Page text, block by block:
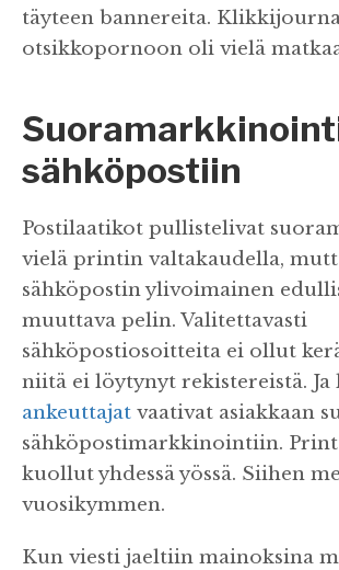
täyteen bannereita.
otsikkopornoon oli vielä
sähköpostiin
Postilaatikot pullistelivat
vielä printin valtakaudella,
sähköpostin ylivoimainen
muuttava pelin. Valitettavasti
sähköpostiosoitteita ei ollut
niitä ei löytynyt rekistereistä. Ja
ankeuttajat vaativat asiakkaan
sähköpostimarkkinointiin.
kuollut yhdessä yössä. Siihen
vuosikymmen.
Kun viesti jaeltiin mainoksina